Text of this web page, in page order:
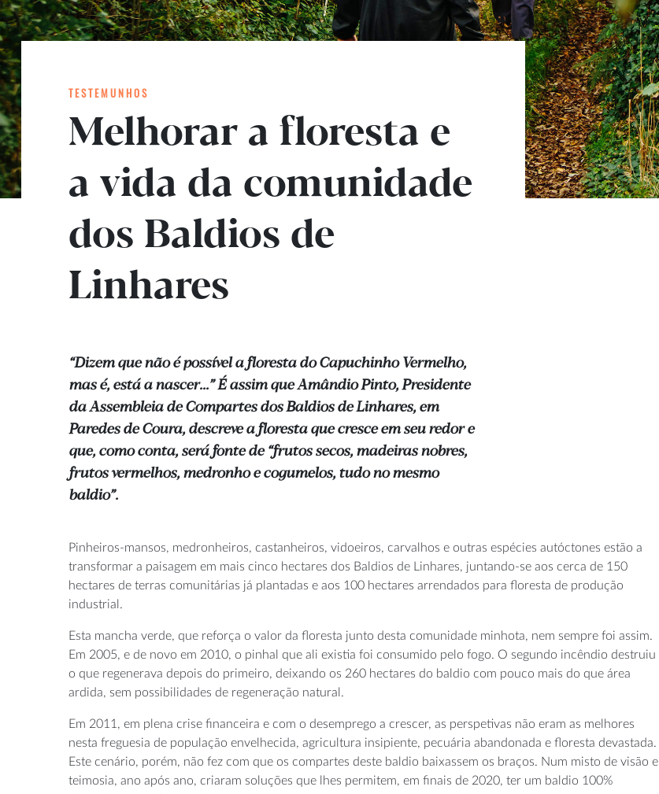
TESTEMUNHOS
Melhorar a floresta e
a vida da comunidade
dos Baldios de
Linhares
“Dizem que não é possível a floresta do Capuchinho Vermelho,
mas é, está a nascer...” É assim que Amândio Pinto, Presidente
da Assembleia de Compartes dos Baldios de Linhares, em
Paredes de Coura, descreve a floresta que cresce em seu redor e
que, como conta, será fonte de “frutos secos, madeiras nobres,
frutos vermelhos, medronho e cogumelos, tudo no mesmo
baldio”.
Pinheiros-mansos, medronheiros, castanheiros, vidoeiros, carvalhos e outras espécies autóctones estão a
transformar a paisagem em mais cinco hectares dos Baldios de Linhares, juntando-se aos cerca de 150
hectares de terras comunitárias já plantadas e aos 100 hectares arrendados para floresta de produção
industrial.
Esta mancha verde, que reforça o valor da floresta junto desta comunidade minhota, nem sempre foi assim.
Em 2005, e de novo em 2010, o pinhal que ali existia foi consumido pelo fogo. O segundo incêndio destruiu
o que regenerava depois do primeiro, deixando os 260 hectares do baldio com pouco mais do que área
ardida, sem possibilidades de regeneração natural.
Em 2011, em plena crise financeira e com o desemprego a crescer, as perspetivas não eram as melhores
nesta freguesia de população envelhecida, agricultura insipiente, pecuária abandonada e floresta devastada.
Este cenário, porém, não fez com que os compartes deste baldio baixassem os braços. Num misto de visão e
teimosia, ano após ano, criaram soluções que lhes permitem, em finais de 2020, ter um baldio 100%